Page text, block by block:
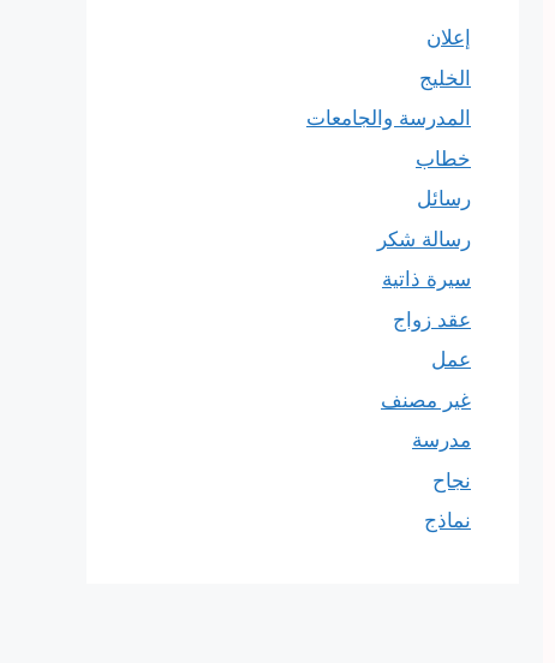
إعلان
الخليج
المدرسة والجامعات
خطاب
رسائل
رسالة شكر
سيرة ذاتية
عقد زواج
عمل
غير مصنف
مدرسة
نجاح
نماذج